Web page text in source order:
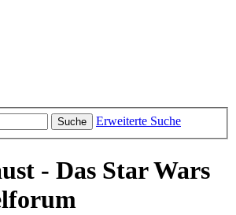
Suche Erweiterte Suche
- Das Star Wars